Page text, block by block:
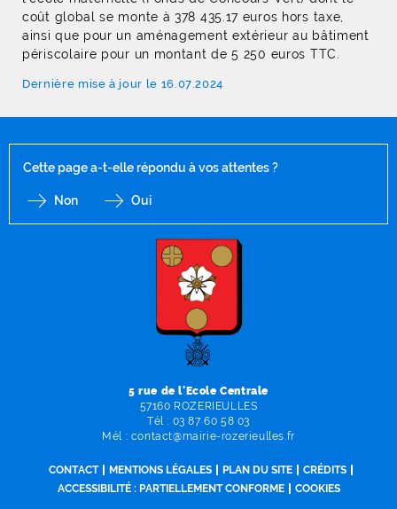
coût global se monte à 378 435.17 euros hors taxe,
ainsi que pour un aménagement extérieur au bâtiment
périscolaire pour un montant de 5 250 euros TTC.
Dernière mise à jour le 16.07.2024
Cette page a-t-elle répondu à vos attentes ?
Non Oui
5 rue de l'Ecole Centrale
57160 ROZERIEULLES
Tél : 03 87 60 58 03
Mél : contact@mairie-rozerieulles.fr
CONTACT MENTIONS LÉGALES PLAN DU SITE
CRÉDITS
ACCESSIBILITÉ : PARTIELLEMENT CONFORME
COOKIES